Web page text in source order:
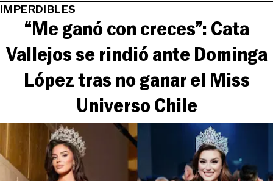
IMPERDIBLES
“Me ganó con creces”: Cata
Vallejos se rindió ante Dominga
López tras no ganar el Miss
Universo Chile